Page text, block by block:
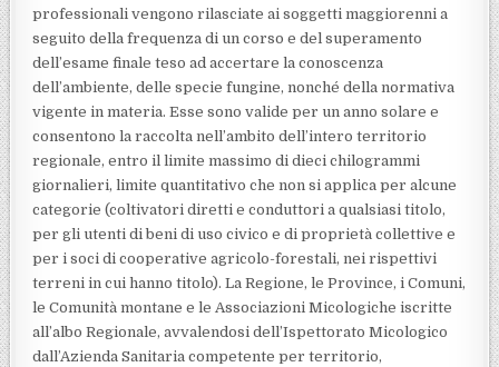
professionali vengono rilasciate ai soggetti maggiorenni a
seguito della frequenza di un corso e del superamento
dell’esame finale teso ad accertare la conoscenza
dell’ambiente, delle specie fungine, nonché della normativa
vigente in materia. Esse sono valide per un anno solare e
consentono la raccolta nell’ambito dell’intero territorio
regionale, entro il limite massimo di dieci chilogrammi
giornalieri, limite quantitativo che non si applica per alcune
categorie (coltivatori diretti e conduttori a qualsiasi titolo,
per gli utenti di beni di uso civico e di proprietà collettive e
per i soci di cooperative agricolo-forestali, nei rispettivi
terreni in cui hanno titolo). La Regione, le Province, i Comuni,
le Comunità montane e le Associazioni Micologiche iscritte
all’albo Regionale, avvalendosi dell’Ispettorato Micologico
dall’Azienda Sanitaria competente per territorio,